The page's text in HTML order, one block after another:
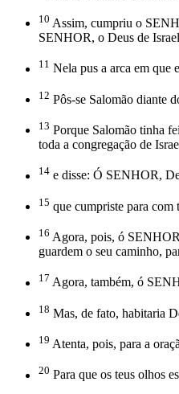
10 Assim, cumpriu o
SENHOR, o Deus de
11 Nela pus a arca em que
12 Pôs-se Salomão diante
13 Porque Salomão tinha
toda a congregação de
14 e disse: Ó SENHOR,
15 que cumpriste para com
16 Agora, pois, ó
guardem o seu caminho,
17 Agora, também, ó
18 Mas, de fato, habitaria
19 Atenta, pois, para a
20 Para que os teus olhos